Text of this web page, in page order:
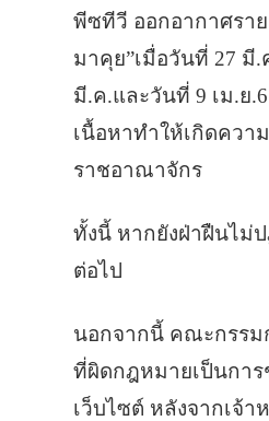
พีซทีวี ออกอากาศราย
มาคุย”เมื่อวันที่ 27 มี.
มี.ค.และวันที่ 9 เม.ย
เนื้อหาทำให้เกิดควา
ราชอาณาจักร
ทั้งนี้ หากยังฝ่าฝืนไม่
ต่อไป
นอกจากนี้ คณะกรรม
ที่ผิดกฎหมายเป็นกา
เว็บไซต์ หลังจากเจ้